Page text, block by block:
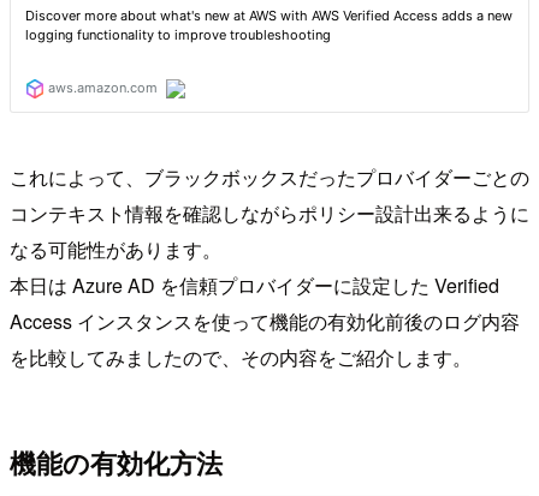
これによって、ブラックボックスだったプロバイダーごとの
コンテキスト情報を確認しながらポリシー設計出来るように
なる可能性があります。
本日は Azure AD を信頼プロバイダーに設定した Verified
Access インスタンスを使って機能の有効化前後のログ内容
を比較してみましたので、その内容をご紹介します。
機能の有効化方法